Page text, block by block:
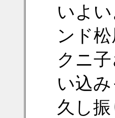
いよ
ンド
クニ
い込
久し